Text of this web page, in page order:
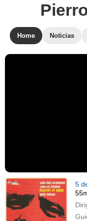
Home Noticias
5